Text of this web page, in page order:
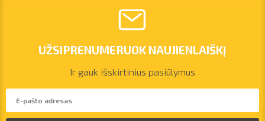
UŽSIPRENUMERUOK NAUJIENLAIŠKĮ
Ir gauk išskirtinius pasiūlymus